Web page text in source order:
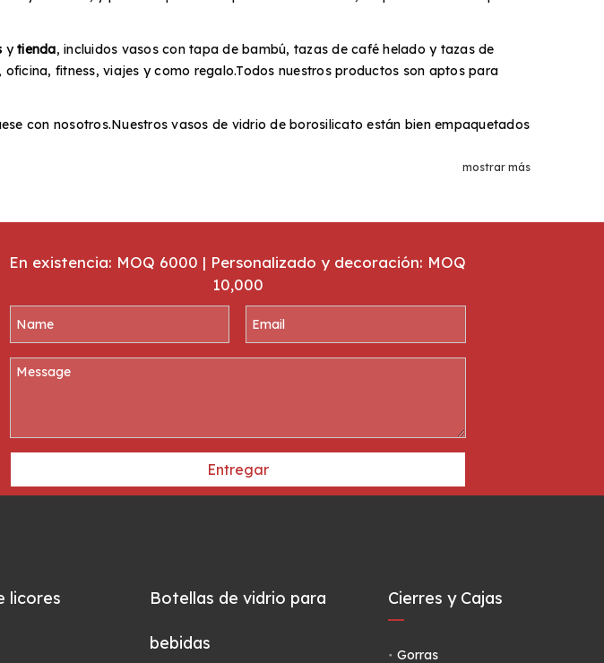
ytienda, incluidos vasos con tapa de bambú, tazas de café helado y tazas de
fitness, viajes y como regalo.Todos nuestros productos son aptos para
con nosotros.Nuestros vasos de vidrio de borosilicato están bien empaquetados
mostrar más
En existencia: MOQ 6000 | Personalizado y decoración: MOQ
10,000
Entregar
licores Botellas de vidrio para
bebidas
Cierres y Cajas
Gorras